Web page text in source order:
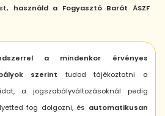
használd a Fogyasztó Barát ÁSZF
a mindenkor érvényes
szerint tudod tájékoztatni a
a jogszabályváltozásoknál pedig
fog dolgozni, és automatikusan